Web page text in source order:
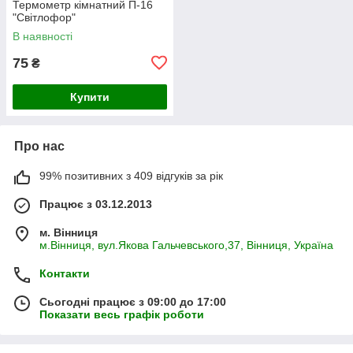
Термометр кімнатний П-16
"Світлофор"
В наявності
75 ₴
Купити
Про нас
99% позитивних з 409 відгуків за рік
Працює з 03.12.2013
м. Вінниця
м.Вінниця, вул.Якова Гальчевського,37, Вінниця, Україна
Контакти
Сьогодні працює з 09:00 до 17:00
Показати весь графік роботи